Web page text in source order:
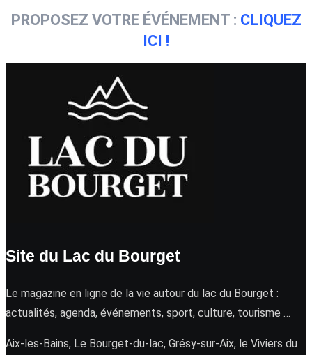
PROPOSEZ VOTRE ÉVÉNEMENT : CLIQUEZ
ICI !
Site du Lac du Bourget
Le magazine en ligne de la vie autour du lac du Bourget :
actualités, agenda, événements, sport, culture, tourisme …
Aix-les-Bains, Le Bourget-du-lac, Grésy-sur-Aix, le Viviers du